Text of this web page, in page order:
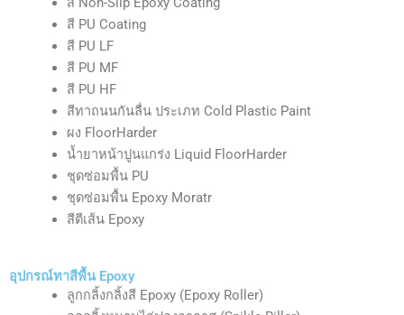
สี PU Coating
สี PU LF
สี PU MF
สี PU HF
สีทาถนนกันลื่น ประเภท Cold Plastic Paint
ผง FloorHarder
น้ำยาหน้าปูนแกร่ง Liquid FloorHarder
ชุดซ่อมพื้น PU
ชุดซ่อมพื้น Epoxy Moratr
สีตีเส้น Epoxy
อุปกรณ์ทาสีพื้น Epoxy
ลูกกลิ้งกลิ้งสี Epoxy (Epoxy Roller)